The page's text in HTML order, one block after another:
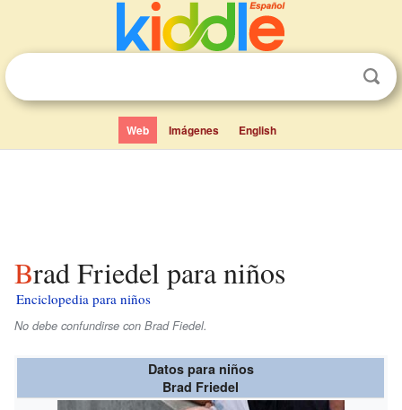
Web Imágenes English
Brad Friedel para niños
Enciclopedia para niños
No debe confundirse con Brad Fiedel.
Datos para niños
Brad Friedel